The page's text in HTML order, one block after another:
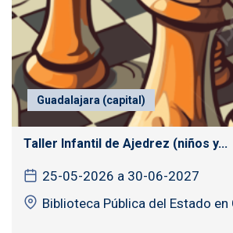
Guadalajara (capital)
Taller Infantil de Ajedrez (niños y...
25-05-2026 a 30-06-2027
Biblioteca Pública del Estado en